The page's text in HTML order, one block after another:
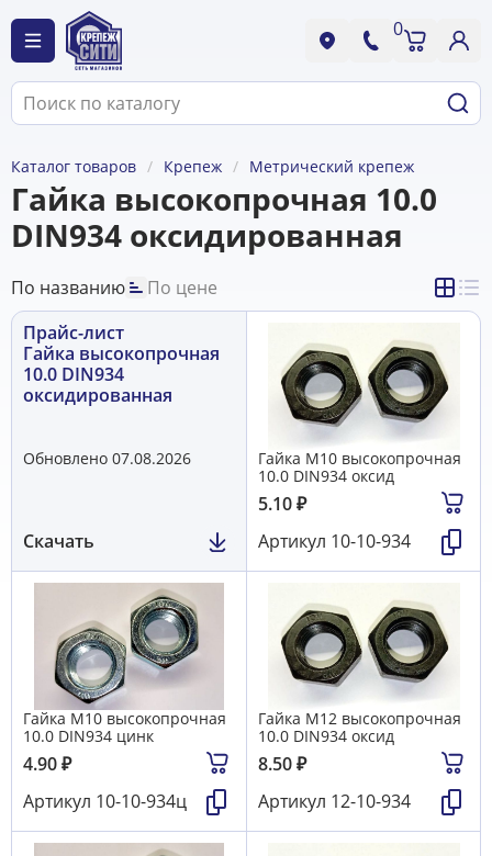
0
Каталог товаров Крепеж Метрический крепеж
Гайка высокопрочная 10.0
DIN934 оксидированная
По названию
По цене
Прайс-лист
Гайка высокопрочная
10.0 DIN934
оксидированная
Обновлено 07.08.2026
Скачать
Гайка М10 высокопрочная
10.0 DIN934 оксид
5.10₽
Артикул 10-10-934
Гайка М10 высокопрочная
10.0 DIN934 цинк
4.90₽
Артикул 10-10-934ц
Гайка М12 высокопрочная
10.0 DIN934 оксид
8.50₽
Артикул 12-10-934